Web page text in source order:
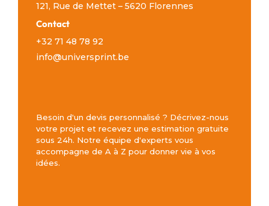
121, Rue de Mettet – 5620 Florennes
Contact
+32 71 48 78 92
info@universprint.be
Besoin d'un devis personnalisé ? Décrivez-nous
votre projet et recevez une estimation gratuite
sous 24h. Notre équipe d'experts vous
accompagne de A à Z pour donner vie à vos
idées.